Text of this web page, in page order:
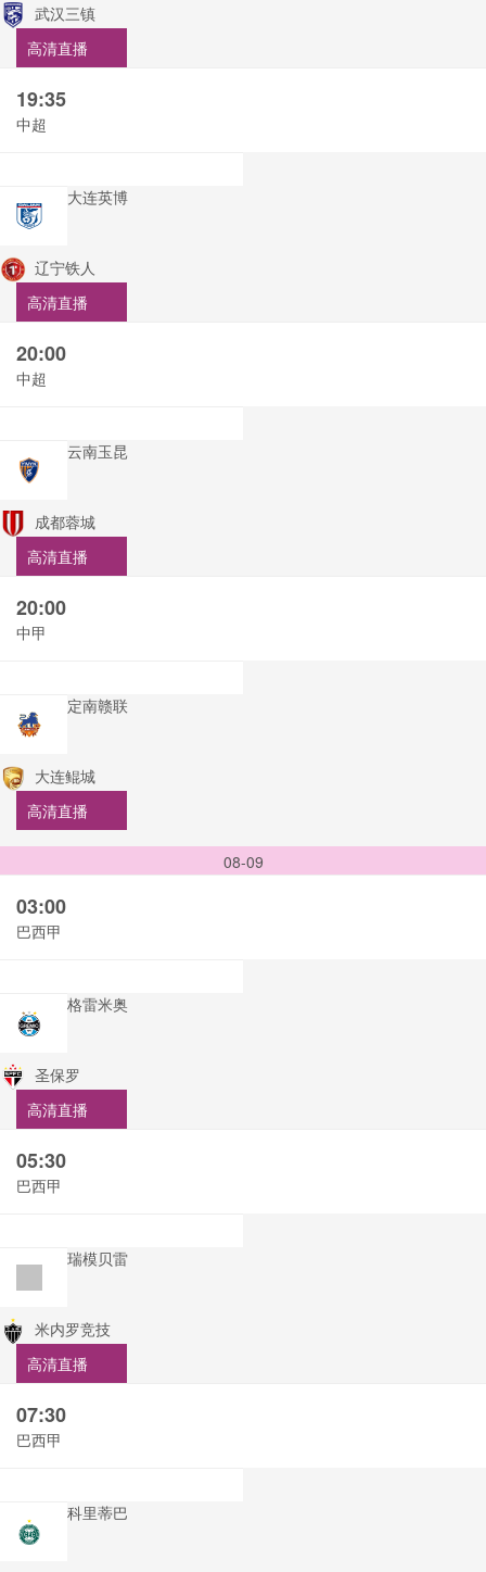
武汉三镇
高清直播
19:35
中超
大连英博
辽宁铁人
高清直播
20:00
中超
云南玉昆
成都蓉城
高清直播
20:00
中甲
定南赣联
大连鲲城
高清直播
08-09
03:00
巴西甲
格雷米奥
圣保罗
高清直播
05:30
巴西甲
瑞模贝雷
米内罗竞技
高清直播
07:30
巴西甲
科里蒂巴